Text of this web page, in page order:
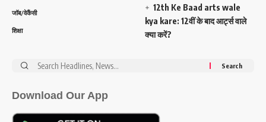
जॉब/वेकैंसी
शिक्षा
12th Ke Baad arts wale
kya kare: 12वीं के बाद आर्ट्स वाले
क्या करें?
Search
Download Our App